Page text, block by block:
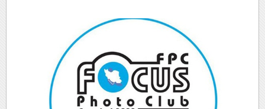
حوادث
محیط زیست
دانلود